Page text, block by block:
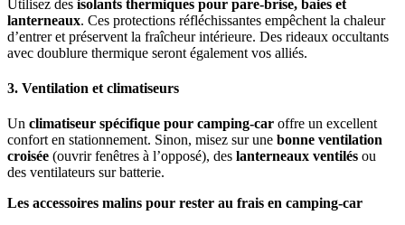
Utilisez des isolants thermiques pour pare-brise, baies et
lanterneaux. Ces protections réfléchissantes empêchent la chaleur
d’entrer et préservent la fraîcheur intérieure. Des rideaux occultants
avec doublure thermique seront également vos alliés.
3. Ventilation et climatiseurs
Un climatiseur spécifique pour camping-car offre un excellent
confort en stationnement. Sinon, misez sur une bonne ventilation
croisée (ouvrir fenêtres à l’opposé), des lanterneaux ventilés ou
des ventilateurs sur batterie.
Les accessoires malins pour rester au frais en camping-car